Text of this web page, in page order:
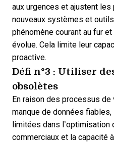
aux urgences et ajustent
nouveaux systèmes et
phénomène courant au fur
évolue. Cela limite leur
proactive.
Défi n°3 : Utiliser
obsolètes
En raison des processus de
manque de données
limitées dans
commerciaux et la capacité